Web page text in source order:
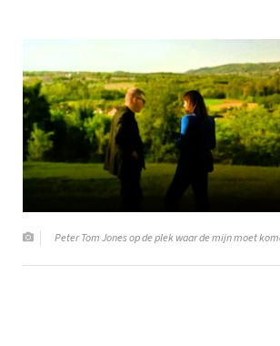
Peter Tom Jones op de plek waar de mijn moet